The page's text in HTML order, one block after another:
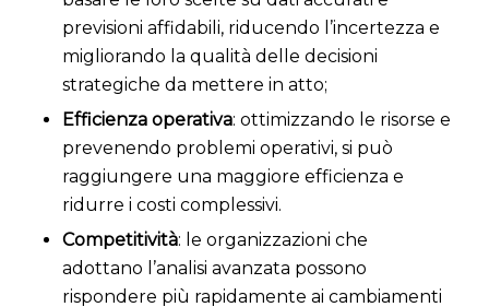
previsioni affidabili, riducendo l’incertezza e
migliorando la qualità delle decisioni
strategiche da mettere in atto;
Efficienza operativa: ottimizzando le risorse e
prevenendo problemi operativi, si può
raggiungere una maggiore efficienza e
ridurre i costi complessivi.
Competitività: le organizzazioni che
adottano l’analisi avanzata possono
rispondere più rapidamente ai cambiamenti